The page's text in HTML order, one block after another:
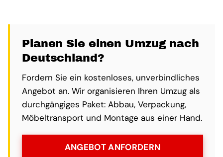
Planen Sie einen Umzug nach
Deutschland?
Fordern Sie ein kostenloses, unverbindliches
Angebot an. Wir organisieren Ihren Umzug als
durchgängiges Paket: Abbau, Verpackung,
Möbeltransport und Montage aus einer Hand.
ANGEBOT ANFORDERN